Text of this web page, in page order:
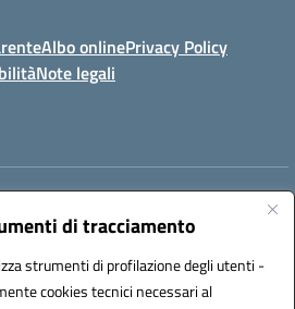
di tracciamento
strumenti di profilazione degli utenti -
cookies tecnici necessari al
Albo onlinePrivacy Policy
Note legali
saic857007@istruzione.it